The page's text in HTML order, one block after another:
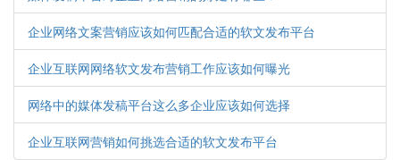
企业网络文案营销应该如何匹配合适的软文发布平台
企业互联网网络软文发布营销工作应该如何曝光
网络中的媒体发稿平台这么多企业应该如何选择
企业互联网营销如何挑选合适的软文发布平台